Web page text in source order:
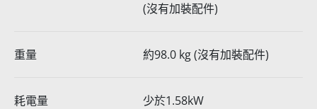
(沒有加裝配件)
重量 約98.0 kg (沒有加裝配件)
耗電量 少於1.58kW